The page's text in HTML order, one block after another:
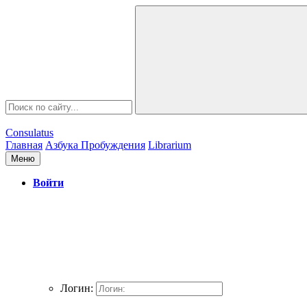
Consulatus
Главная Азбука Пробуждения Librarium
Меню
Войти
Логин: